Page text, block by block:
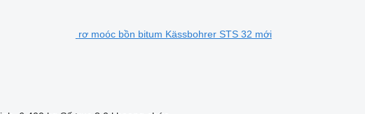
rơ moóc bồn bitum Kässbohrer STS 32 mới